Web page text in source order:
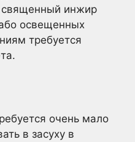
инжир
освещенных
требуется
очень мало
в засуху в